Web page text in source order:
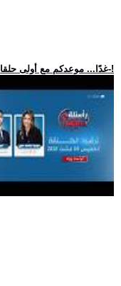
.. غدًا... موعدكم مع أولى حلقات برنامج -أسئلة حارقة-!